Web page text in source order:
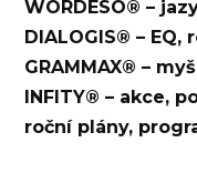
WORDESO® –
DIALOGIS® –
GRAMMAX® –
INFITY® – akce,
roční plány,